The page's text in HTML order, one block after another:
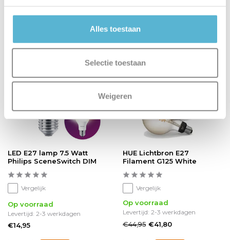
Alles toestaan
Selectie toestaan
Weigeren
LED E27 lamp 7.5 Watt
Philips SceneSwitch DIM
Vergelijk
Op voorraad
Levertijd: 2-3 werkdagen
€14,95
sale 7%
HUE Lichtbron E27
Filament G125 White
Vergelijk
Op voorraad
Levertijd: 2-3 werkdagen
€44,95 €41,80